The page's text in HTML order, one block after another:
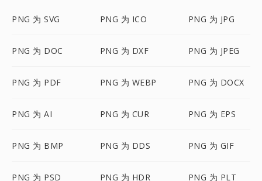
PNG 为 SVG PNG 为 ICO PNG 为 JPG
PNG 为 DOC PNG 为 DXF PNG 为 JPEG
PNG 为 PDF PNG 为 WEBP PNG 为 DOCX
PNG 为 AI PNG 为 CUR PNG 为 EPS
PNG 为 BMP PNG 为 DDS PNG 为 GIF
PNG 为 PSD PNG 为 HDR PNG 为 PLT